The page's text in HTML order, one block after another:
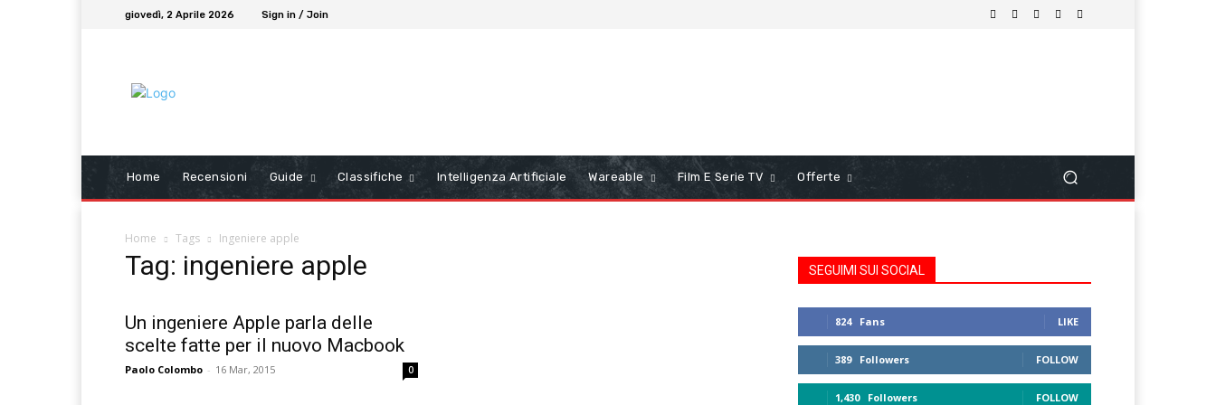
giovedì, 2 Aprile 2026 Sign in / Join
Home Recensioni Guide Classifiche Intelligenza Artificiale Wareable Film E Serie TV Offerte
Home Tags Ingeniere apple
Tag: ingeniere apple
Un ingeniere Apple parla delle
scelte fatte per il nuovo Macbook
Paolo Colombo - 16 Mar, 2015 0
SEGUIMI SUI SOCIAL
824 Fans LIKE
389 Followers FOLLOW
1,430 Followers FOLLOW